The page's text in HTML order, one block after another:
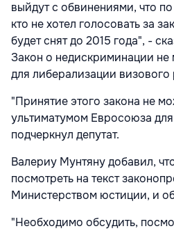
выйдут с обвинениями, что
кто не хотел голосовать за
будет снят до 2015 года", -
Закон о недискриминации
для либерализации
"Принятие этого закона не
ультиматумом Евросоюза
подчеркнул депутат.
Валериу Мунтяну добавил,
посмотреть на текст
Министерством юстиции, и
"Необходимо обсудить,